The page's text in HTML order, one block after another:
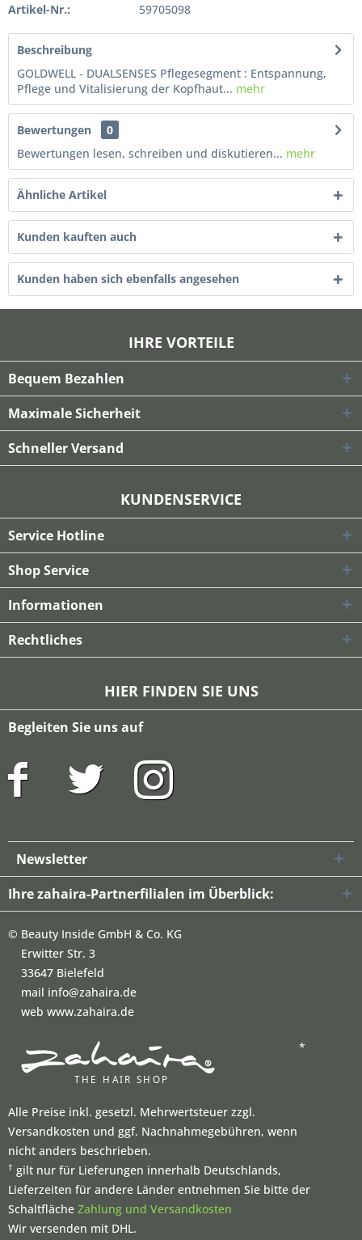
Artikel-Nr.: 59705098
Beschreibung
GOLDWELL - DUALSENSES Pflegesegment : Entspannung,
Pflege und Vitalisierung der Kopfhaut... mehr
Bewertungen
0
Bewertungen lesen, schreiben und diskutieren... mehr
Ähnliche Artikel
Kunden kauften auch
Kunden haben sich ebenfalls angesehen
IHRE VORTEILE
Bequem Bezahlen
Maximale Sicherheit
Schneller Versand
KUNDENSERVICE
Service Hotline
Shop Service
Informationen
Rechtliches
HIER FINDEN SIE UNS
Begleiten Sie uns auf
Newsletter
Ihre zahaira-Partnerfilialen im Überblick:
© Beauty Inside GmbH & Co. KG
Erwitter Str. 3
33647 Bielefeld
mail info@zahaira.de
web www.zahaira.de
*
Alle Preise inkl. gesetzl. Mehrwertsteuer zzgl.
Versandkosten und ggf. Nachnahmegebühren, wenn
nicht anders beschrieben.
† gilt nur für Lieferungen innerhalb Deutschlands,
Lieferzeiten für andere Länder entnehmen Sie bitte der
Schaltfläche Zahlung und Versandkosten
Wir versenden mit DHL.